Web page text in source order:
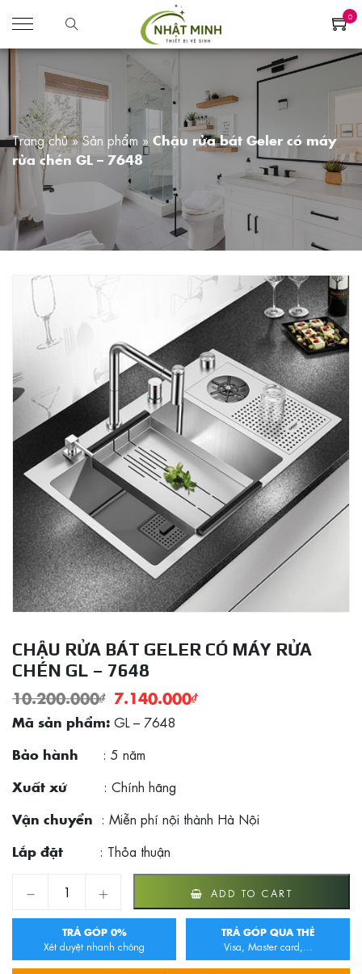
0
Trang chủ»Sản phẩm » Chậu rửa bát Geler có máy
rửa chén GL – 7648
CHẬU RỬA BÁT GELER CÓ MÁY RỬA
CHÉN GL – 7648
10.200.000₫ 7.140.000₫
Mã sản phẩm: GL – 7648
Bảo hành : 5 năm
Xuất xứ : Chính hãng
Vận chuyển : Miễn phí nội thành Hà Nội
Lắp đặt : Thỏa thuận
Chậu rửa bát Geler có máy rửa chén GL – 7648 quantity
ADD TO CART
TRẢ GÓP 0%
Xét duyệt nhanh chóng
TRẢ GÓP QUA THẺ
Visa, Master card,...